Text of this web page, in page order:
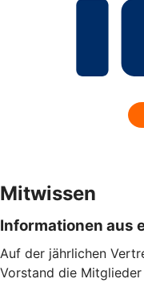
Mitwissen
Informationen aus
Auf der jährlichen
Vorstand die